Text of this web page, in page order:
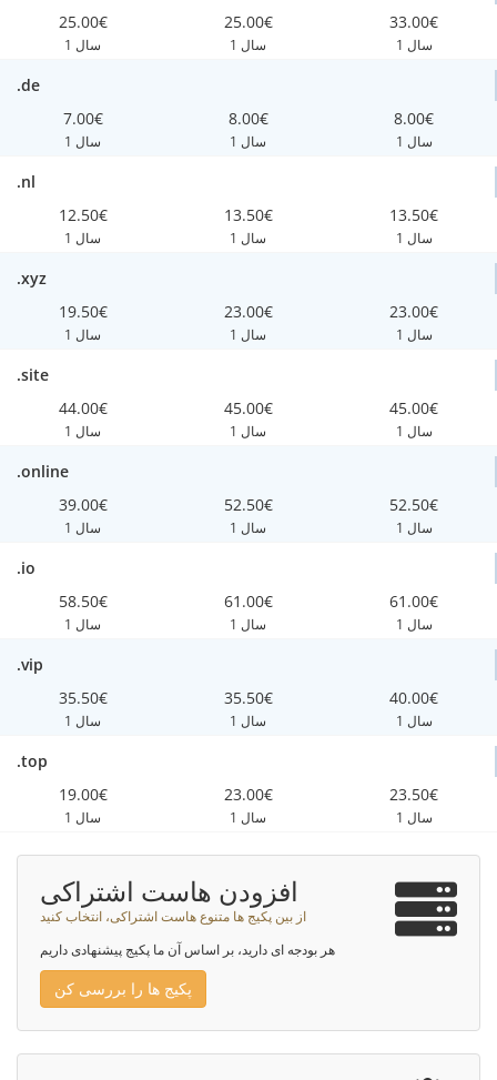
25.00€
1 سال
25.00€
1 سال
33.00€
1 سال
.de
7.00€
1 سال
8.00€
1 سال
8.00€
1 سال
.nl
12.50€
1 سال
13.50€
1 سال
13.50€
1 سال
.xyz
19.50€
1 سال
23.00€
1 سال
23.00€
1 سال
.site
44.00€
1 سال
45.00€
1 سال
45.00€
1 سال
.online
39.00€
1 سال
52.50€
1 سال
52.50€
1 سال
.io
58.50€
1 سال
61.00€
1 سال
61.00€
1 سال
.vip
35.50€
1 سال
35.50€
1 سال
40.00€
1 سال
.top
19.00€
1 سال
23.00€
1 سال
23.50€
1 سال
افزودن هاست اشتراکی
از بین پکیج ها متنوع هاست اشتراکی، انتخاب کنید
هر بودجه ای دارید، بر اساس آن ما پکیج پیشنهادی داریم
پکیج ها را بررسی کن